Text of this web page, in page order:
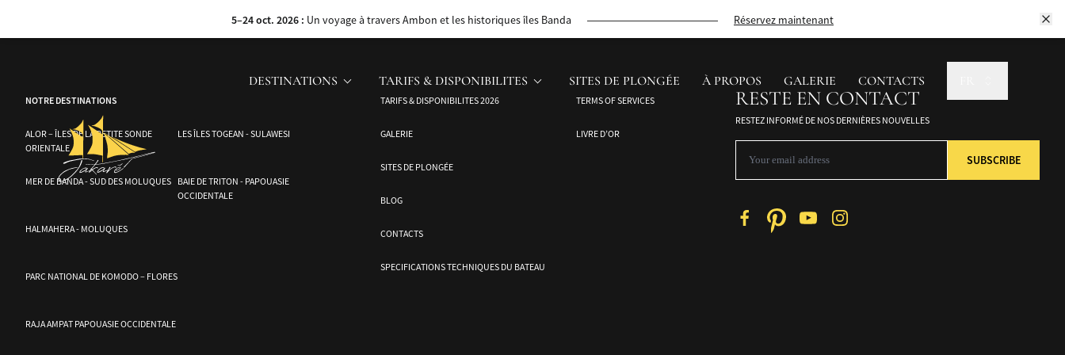
5–24 oct. 2026 : Un voyage à travers Ambon et les historiques îles Banda Réservez maintenant
DESTINATIONS TARIFS & DISPONIBILITES SITES DE PLONGÉE À PROPOS GALERIE CONTACTS
violence souvent liées aux investissements sur leurs territoires, les peuples autochtones d’Indonésie préservent fièrement leurs traditions et leur mode de vie.
NOTRE DESTINATIONS
ALOR – ÎLES DE LA PETITE SONDE
ORIENTALE
MER DE BANDA - SUD DES MOLUQUES
HALMAHERA - MOLUQUES
PARC NATIONAL DE KOMODO – FLORES
RAJA AMPAT PAPOUASIE OCCIDENTALE
LES ÎLES TOGEAN - SULAWESI
BAIE DE TRITON - PAPOUASIE
OCCIDENTALE
TARIFS & DISPONIBILITES 2026
GALERIE
SITES DE PLONGÉE
BLOG
CONTACTS
SPECIFICATIONS TECHNIQUES DU BATEAU
TERMS OF SERVICES
LIVRE D’OR
RESTE EN CONTACT
RESTEZ INFORMÉ DE NOS DERNIÈRES NOUVELLES